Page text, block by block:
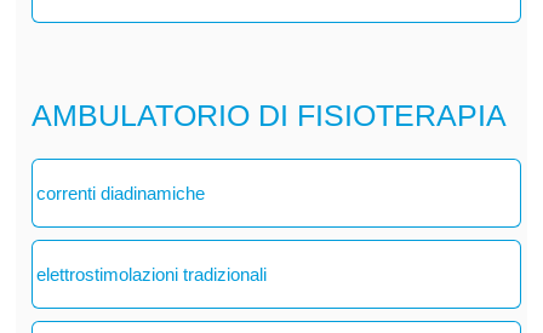
AMBULATORIO DI FISIOTERAPIA
correnti diadinamiche
elettrostimolazioni tradizionali